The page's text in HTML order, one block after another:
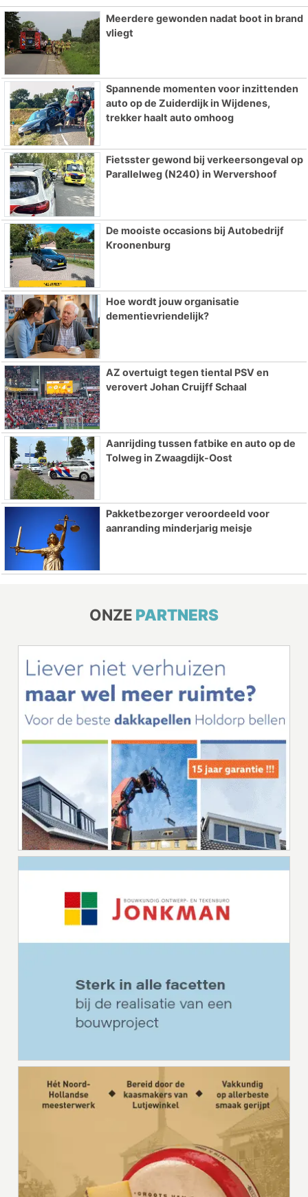
Meerdere gewonden nadat boot in brand
vliegt
Spannende momenten voor inzittenden
auto op de Zuiderdijk in Wijdenes,
trekker haalt auto omhoog
Fietsster gewond bij verkeersongeval op
Parallelweg (N240) in Wervershoof
De mooiste occasions bij Autobedrijf
Kroonenburg
Hoe wordt jouw organisatie
dementievriendelijk?
AZ overtuigt tegen tiental PSV en
verovert Johan Cruijff Schaal
Aanrijding tussen fatbike en auto op de
Tolweg in Zwaagdijk-Oost
Pakketbezorger veroordeeld voor
aanranding minderjarig meisje
ONZE PARTNERS